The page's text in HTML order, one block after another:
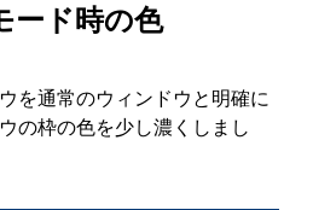
ード時の色
を通常のウィンドウと明確に
の枠の色を少し濃くしまし